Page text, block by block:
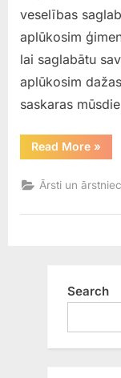
veselības
aplūkosim
lai saglabātu
aplūkosim
saskaras
Read More »
Ārsti un
Search